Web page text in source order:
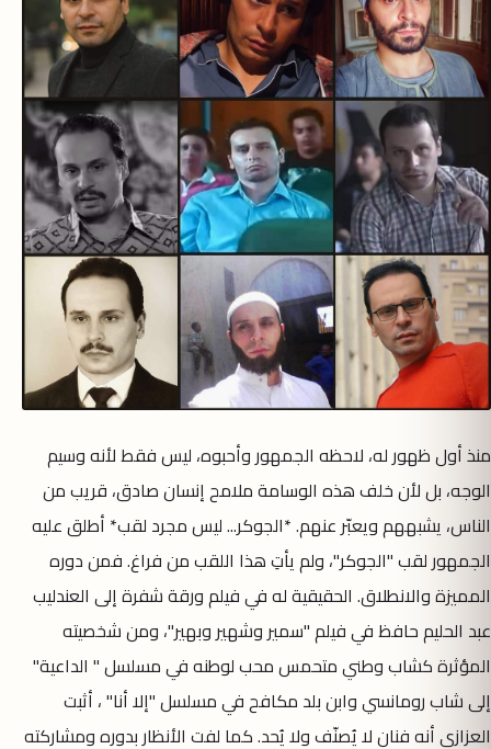
منذ أول ظهور له، لاحظه الجمهور وأحبوه، ليس فقط لأنه وسيم
الوجه، بل لأن خلف هذه الوسامة ملامح إنسان صادق، قريب من
الناس، يشبههم ويعبّر عنهم. *الجوكر... ليس مجرد لقب* أطلق عليه
الجمهور لقب "الجوكر"، ولم يأتِ هذا اللقب من فراغ. فمن دوره
المميزة والانطلاق. الحقيقية له في فيلم ورقة شفرة إلى العندليب
عبد الحليم حافظ في فيلم "سمير وشهير وبهير"، ومن شخصيته
المؤثرة كشاب وطني متحمس محب لوطنه في مسلسل " الداعية"
إلى شاب رومانسي وابن بلد مكافح في مسلسل "إلا أنا" ، أثبت
العزازي أنه فنان لا يُصنّف ولا يُحد. كما لفت الأنظار بدوره ومشاركته